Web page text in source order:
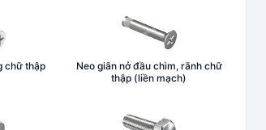
chữ thập
Neo giãn nở đầu chìm, rãnh chữ
thập (liền mạch)